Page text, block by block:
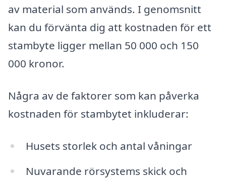
av material som används. I genomsnitt
kan du förvänta dig att kostnaden för ett
stambyte ligger mellan 50 000 och 150
000 kronor.
Några av de faktorer som kan påverka
kostnaden för stambytet inkluderar:
Husets storlek och antal våningar
Nuvarande rörsystems skick och